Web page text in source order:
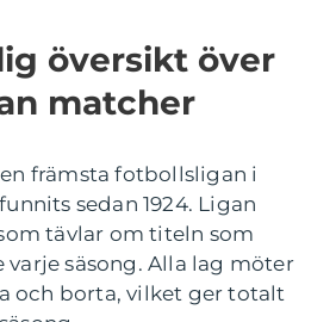
översikt över
matcher
främsta fotbollsligan i
sedan 1924. Ligan
tävlar om titeln som
varje säsong. Alla lag möter
och borta, vilket ger totalt